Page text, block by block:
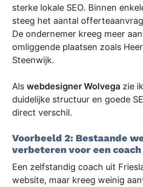
sterke lokale SEO. Binnen
steeg het aantal
De ondernemer kreeg meer
omliggende plaatsen zoals
Steenwijk.
Als webdesigner Wolvega zie
duidelijke structuur en goede
direct verschil.
Voorbeeld 2: Bestaande
verbeteren voor een coach
Een zelfstandig coach uit
website, maar kreeg weinig